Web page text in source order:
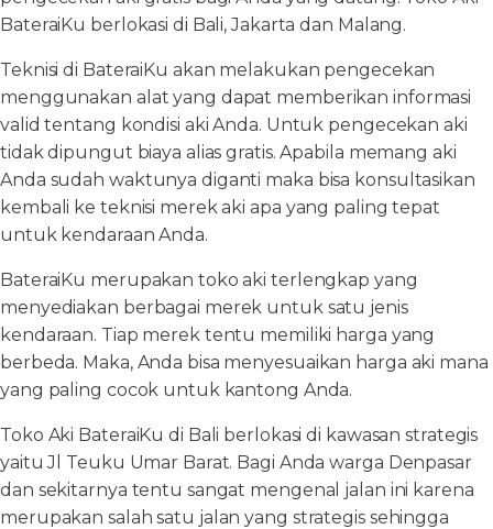
BateraiKu berlokasi di Bali, Jakarta dan Malang.
Teknisi di BateraiKu akan melakukan pengecekan
menggunakan alat yang dapat memberikan informasi
valid tentang kondisi aki Anda. Untuk pengecekan aki
tidak dipungut biaya alias gratis. Apabila memang aki
Anda sudah waktunya diganti maka bisa konsultasikan
kembali ke teknisi merek aki apa yang paling tepat
untuk kendaraan Anda.
BateraiKu merupakan toko aki terlengkap yang
menyediakan berbagai merek untuk satu jenis
kendaraan. Tiap merek tentu memiliki harga yang
berbeda. Maka, Anda bisa menyesuaikan harga aki mana
yang paling cocok untuk kantong Anda.
Toko Aki BateraiKu di Bali berlokasi di kawasan strategis
yaitu Jl Teuku Umar Barat. Bagi Anda warga Denpasar
dan sekitarnya tentu sangat mengenal jalan ini karena
merupakan salah satu jalan yang strategis sehingga